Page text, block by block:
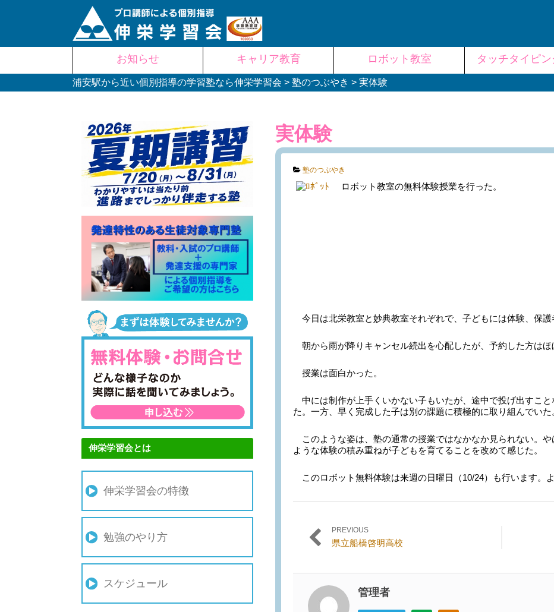
content
お知らせ キャリア教育 ロボット教室 タッチタイピン
浦安駅から近い個別指導の学習塾なら伸栄学習会 > 塾のつぶやき > 実体験
実体験
Categories:
塾のつぶやき
ロボット教室の無料体験授業を行った。
今日は北栄教室と妙典教室それぞれで、子どもには体験、保護
朝から雨が降りキャンセル続出を心配したが、予約した方はほ
授業は面白かった。
中には制作が上手くいかない子もいたが、途中で投げ出すこ
た。一方、早く完成した子は別の課題に積極的に取り組んでいた
このような姿は、塾の通常の授業ではなかなか見られない。
ような体験の積み重ねが子どもを育てることを改めて感じた。
このロボット無料体験は来週の日曜日（10/24）も行います。
投稿ナビゲーション
PREVIOUS
Previous
県立船橋啓明高校
管理者
伸栄学習会とは
伸栄学習会の特徴
勉強のやり方
スケジュール